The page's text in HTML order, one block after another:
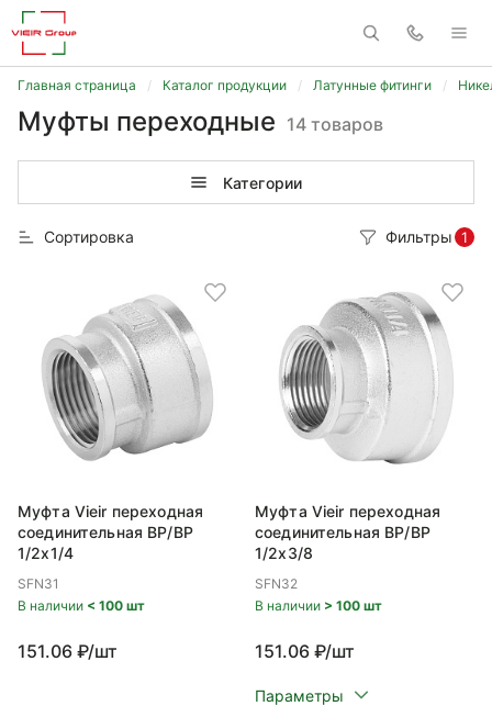
Главная страница Каталог продукции Латунные фитинги
Муфты переходные 14 товаров
Категории
Сортировка Фильтры 1
Муфта Vieir переходная
соединительная ВР/ВР
1/2x1/4
SFN31
В наличии < 100 шт
151.06 ₽/шт
Муфта Vieir переходная
соединительная ВР/ВР
1/2x3/8
SFN32
В наличии > 100 шт
151.06 ₽/шт
Параметры